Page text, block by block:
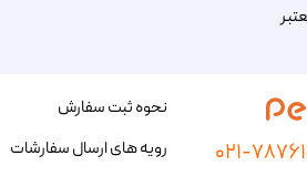
۷۸۷۶۱۰۰۰
نحوه ثبت سفارش
رویه های ارسال سفارشات